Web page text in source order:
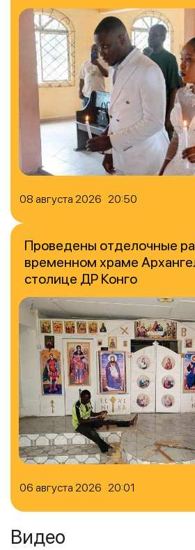
08 августа 2026 20:50
06 августа 2026 20:01
Проведены отделочные
временном храме
столице ДР Конго
Видео